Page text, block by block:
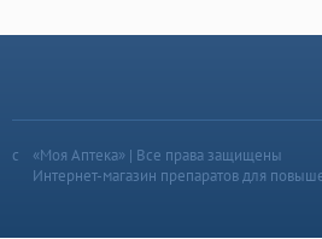
«Моя Аптека» | Все права защищены
Интернет-магазин препаратов для